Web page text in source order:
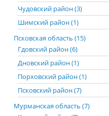
Чудовский район (3)
Шимский район (1)
Псковская область (15)
Гдовский район (6)
Дновский район (1)
Порховский район (1)
Псковский район (7)
Мурманская область (7)